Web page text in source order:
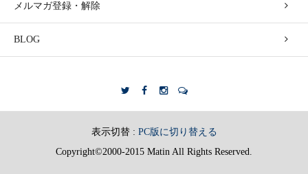
メルマガ登録・解除
BLOG
表示切替 : PC版に切り替える
Copyright©2000-2015 Matin All Rights Reserved.